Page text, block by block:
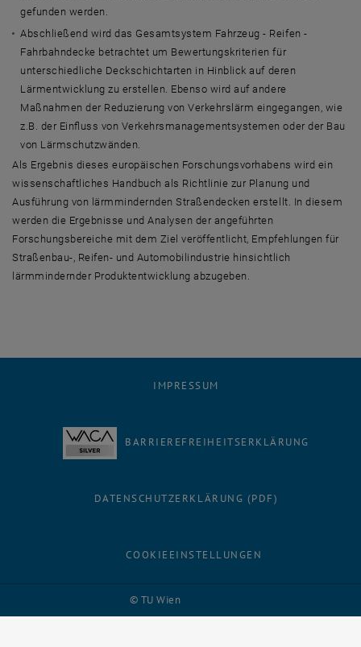
gefunden werden.
Abschließend wird das Gesamtsystem Fahrzeug - Reifen -
Fahrbahndecke betrachtet um Bewertungskriterien für
unterschiedliche Deckschichtarten in Hinblick auf deren
Lärmentwicklung zu erstellen. Ebenso wird auf andere
Maßnahmen der Reduzierung von Verkehrslärm eingegangen, wie
z.B. der Einfluss von Verkehrsmanagementsystemen oder der Bau
von Lärmschutzwänden.
Als Ergebnis dieses europäischen Forschungsvorhabens wird ein
wissenschaftliches Handbuch als Richtlinie zur Planung und
Ausführung von lärmmindernden Straßendecken erstellt. In diesem
werden die Ergebnisse und Analysen der angeführten
Forschungsbereiche mit dem Ziel veröffentlicht, Empfehlungen für
Straßenbau-, Reifen- und Automobilindustrie hinsichtlich
lärmmindernder Produktentwicklung abzugeben.
© TU Wien
IMPRESSUM
BARRIEREFREIHEITSERKLÄRUNG
DATENSCHUTZERKLÄRUNG (PDF)
COOKIEEINSTELLUNGEN